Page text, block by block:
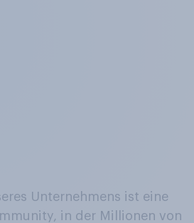
Unternehmens ist eine
in der Millionen von